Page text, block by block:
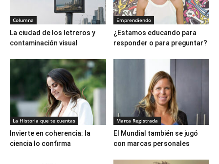
Columna
La ciudad de los letreros y
contaminación visual
Emprendiendo
¿Estamos educando para
responder o para preguntar?
La Historia que te cuentas
Invierte en coherencia: la
ciencia lo confirma
Marca Registrada
El Mundial también se jugó
con marcas personales